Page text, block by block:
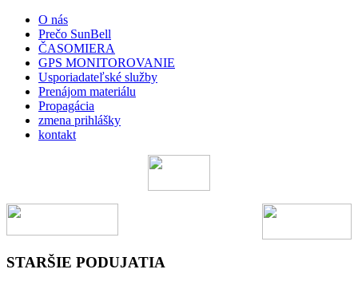
O nás
Prečo SunBell
ČASOMIERA
GPS MONITOROVANIE
Usporiadateľské služby
Prenájom materiálu
Propagácia
zmena prihlášky
kontakt
STARŠIE PODUJATIA